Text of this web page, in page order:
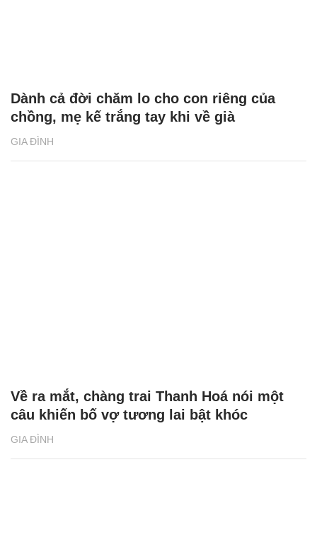
GIA ĐÌNH
Dành cả đời chăm lo cho con riêng của
chồng, mẹ kế trắng tay khi về già
GIA ĐÌNH
Về ra mắt, chàng trai Thanh Hoá nói một
câu khiến bố vợ tương lai bật khóc